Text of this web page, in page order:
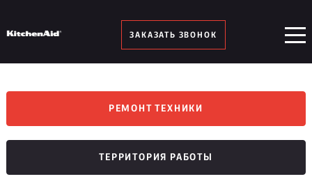
ЗАКАЗАТЬ ЗВОНОК
РЕМОНТ ТЕХНИКИ
ТЕРРИТОРИЯ РАБОТЫ